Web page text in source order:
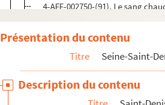
4-AFF-002750-(91). Le sang
4-AFF-002750-(93). Solo et cette
4-AFF-002750-(110). Spaghetti
4-AFF-002750-(94). Les
4-AFF-002750-(95). La tempête
Présentation du contenu
Titre Seine-Saint-
Description du contenu